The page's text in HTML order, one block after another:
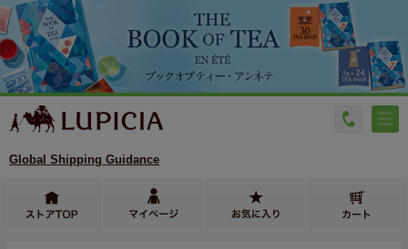
Global Shipping Guidance